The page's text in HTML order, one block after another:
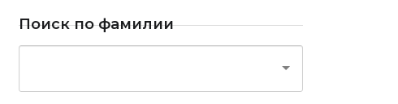
Поиск по фамилии